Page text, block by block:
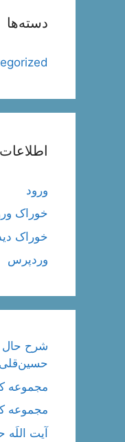
دسته‌ها
اطلاعات
ورود
خوراک
خوراک
وردپرس
شرح حال
مجموعه
مجموعه
آیت اللَه